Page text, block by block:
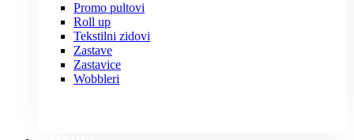
Promo pultovi
Roll up
Tekstilni zidovi
Zastave
Zastavice
Wobbleri